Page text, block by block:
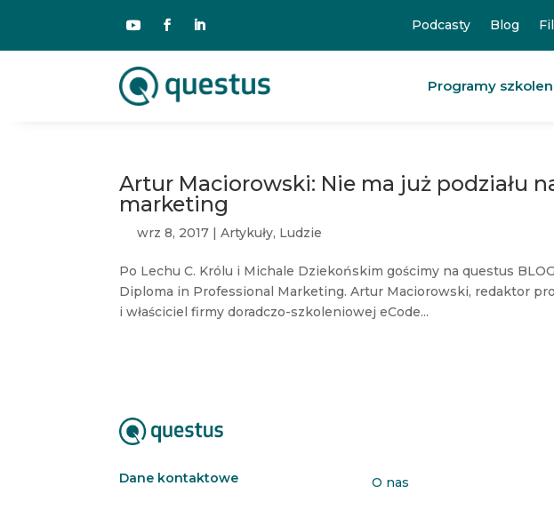
Podcasty Blog
Programy
Artur Maciorowski: Nie ma już podziału
marketing
wrz 8, 2017 |Artykuły, Ludzie
Po Lechu C. Królu i Michale Dziekońskim gościmy na questus
Diploma in Professional Marketing. Artur Maciorowski, redaktor
i właściciel firmy doradczo-szkoleniowej eCode...
Dane kontaktowe O nas